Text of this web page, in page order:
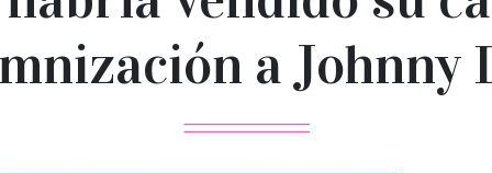
a Johnny